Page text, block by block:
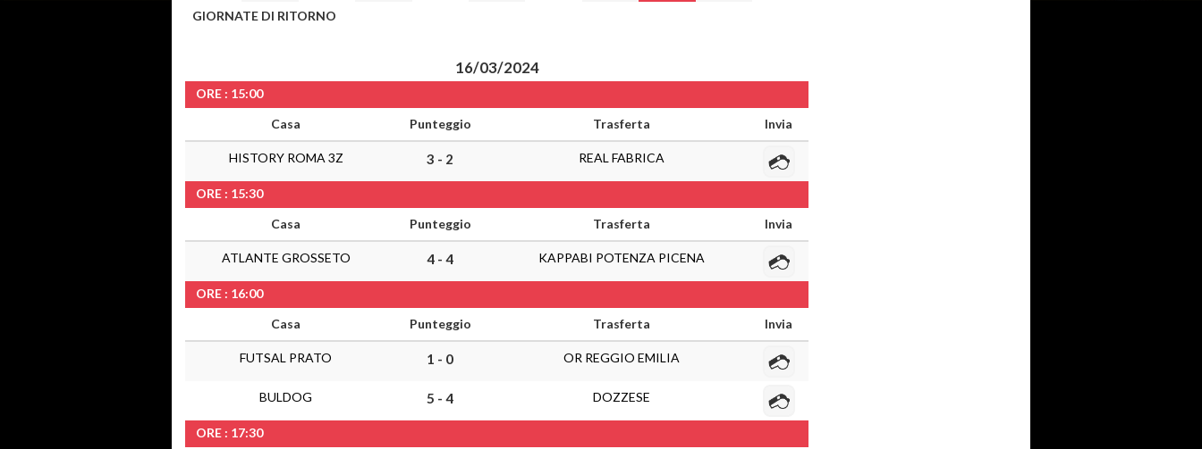
GIORNATE DI RITORNO
16/03/2024
ORE : 15:00
Casa
Punteggio Trasferta Invia
HISTORY ROMA 3Z 3 - 2 REAL FABRICA
ORE : 15:30
Casa
Punteggio Trasferta Invia
ATLANTE GROSSETO 4 - 4 KAPPABI POTENZA PICENA
ORE : 16:00
Casa
Punteggio Trasferta Invia
FUTSAL PRATO 1 - 0 OR REGGIO EMILIA
BULDOG 5 - 4 DOZZESE
ORE : 17:30